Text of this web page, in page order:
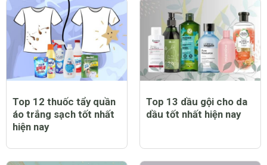
Top 9 bạt trùm xe máy
chống nắng mưa tốt
Top 12 nước hoa nam
thơm lâu tốt nhất hiện